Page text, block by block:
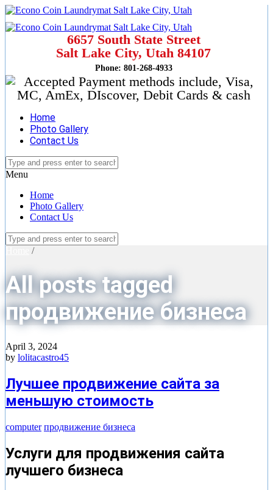
6657 South State Street
Salt Lake City, Utah 84107
Phone: 801-268-4933
Home
Photo Gallery
Contact Us
Menu
Home
Photo Gallery
Contact Us
/
All posts tagged
продвижение бизнеса
April 3, 2024
by lolitacastro45
Лучшее продвижение сайта за
меньшую стоимость
computer продвижение бизнеса
Услуги для продвижения сайта
лучшего бизнеса